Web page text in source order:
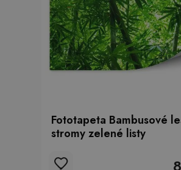
Fototapeta Bambusové
stromy zelené listy